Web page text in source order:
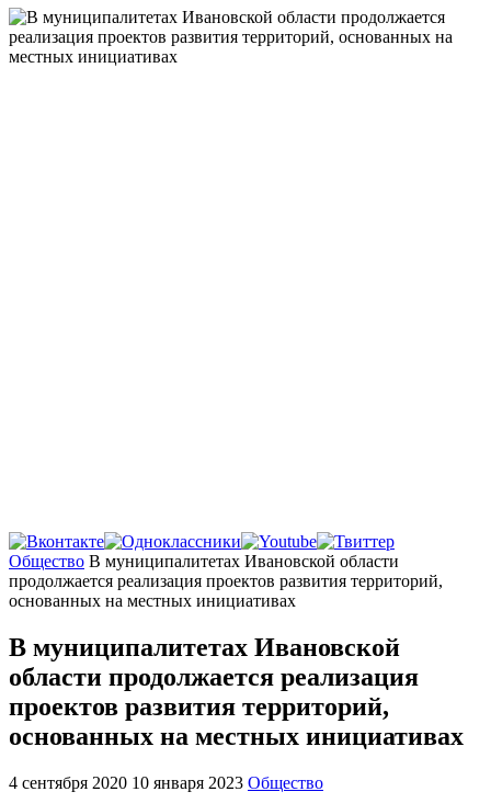
Главная
Общество В муниципалитетах Ивановской области
продолжается реализация проектов развития территорий,
основанных на местных инициативах
В муниципалитетах Ивановской
области продолжается реализация
проектов развития территорий,
основанных на местных инициативах
4 сентября 2020 10 января 2023 Общество